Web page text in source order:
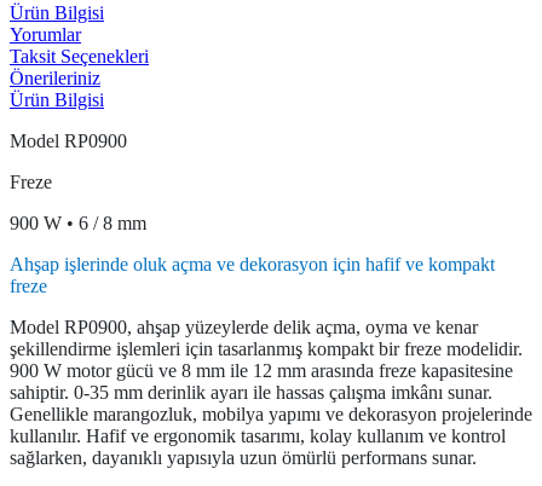
Ürün Bilgisi
Yorumlar
Taksit Seçenekleri
Önerileriniz
Ürün Bilgisi
Model RP0900
Freze
900 W • 6 / 8 mm
Ahşap işlerinde oluk açma ve dekorasyon için hafif ve kompakt
freze
Model RP0900, ahşap yüzeylerde delik açma, oyma ve kenar
şekillendirme işlemleri için tasarlanmış kompakt bir freze modelidir.
900 W motor gücü ve 8 mm ile 12 mm arasında freze kapasitesine
sahiptir. 0-35 mm derinlik ayarı ile hassas çalışma imkânı sunar.
Genellikle marangozluk, mobilya yapımı ve dekorasyon projelerinde
kullanılır. Hafif ve ergonomik tasarımı, kolay kullanım ve kontrol
sağlarken, dayanıklı yapısıyla uzun ömürlü performans sunar.